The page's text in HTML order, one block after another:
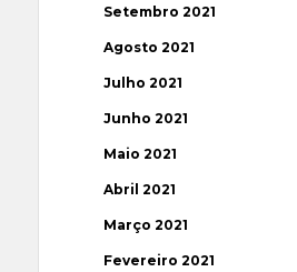
Setembro 2021
Agosto 2021
Julho 2021
Junho 2021
Maio 2021
Abril 2021
Março 2021
Fevereiro 2021